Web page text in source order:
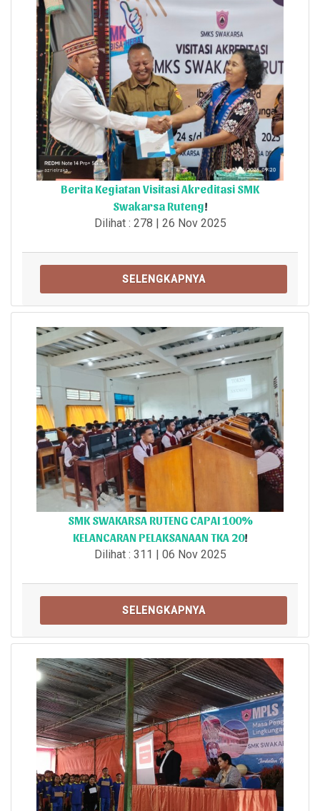
Berita Kegiatan Visitasi Akreditasi SMK
Swakarsa Ruteng!
Dilihat : 278 | 26 Nov 2025
SELENGKAPNYA
SMK SWAKARSA RUTENG CAPAI 100%
KELANCARAN PELAKSANAAN TKA 20!
Dilihat : 311 | 06 Nov 2025
SELENGKAPNYA